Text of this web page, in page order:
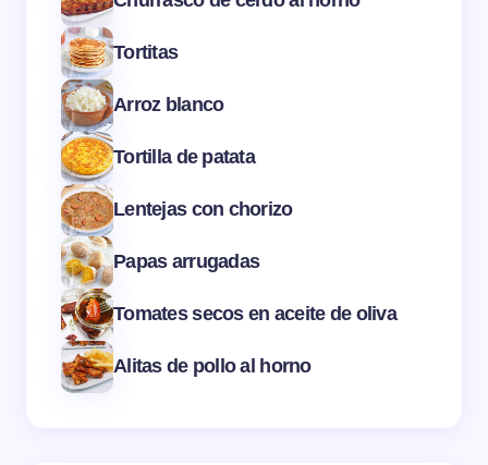
Tortitas
Arroz blanco
Tortilla de patata
Lentejas con chorizo
Papas arrugadas
Tomates secos en aceite de oliva
Alitas de pollo al horno